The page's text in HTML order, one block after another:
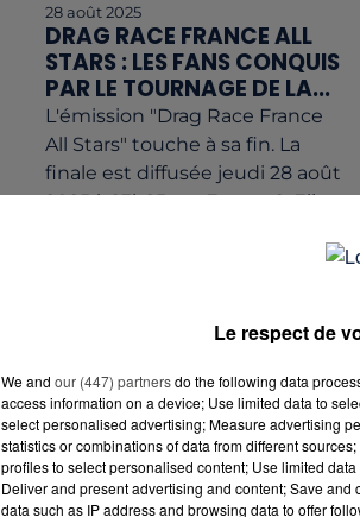
28 août 2025
DRAG RACE FRANCE ALL
STARS : LES FANS CONQUIS
PAR LE TOURNAGE DE LA...
L'émission "Drag Race France
All Stars" touche à sa fin. La
finale est diffusée jeudi 28 août
2025 à 23h25 sur France 2. Elle a
Le respect de
We and our (447) partnersdo the following data
access information on a device; Use limited data to
select personalised advertising; Measure advertising
statistics or combinations of data from different
profiles to select personalised content; Use limited
Deliver and present advertising and content; Save
data such as IP address and browsing data to offer